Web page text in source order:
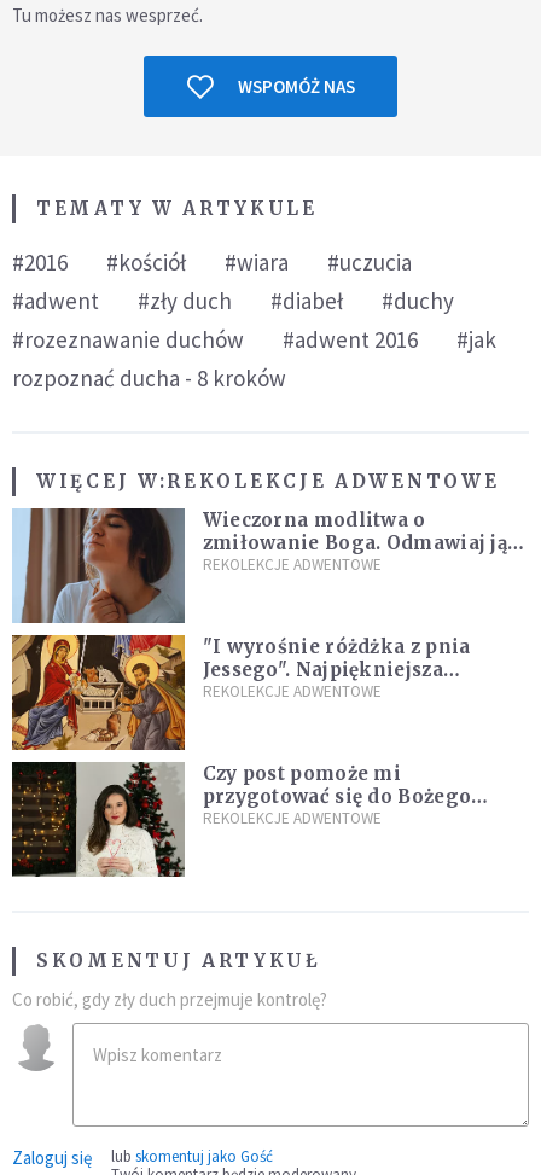
Tu możesz nas wesprzeć.
WSPOMÓŻ NAS
TEMATY W ARTYKULE
#2016 #kościół #wiara
#uczucia
#adwent
#zły duch #diabeł
#duchy
#rozeznawanie duchów
#adwent 2016
#jak
rozpoznać ducha - 8 kroków
WIĘCEJ W:REKOLEKCJE ADWENTOWE
Wieczorna modlitwa o
zmiłowanie Boga. Odmawiaj ją,
gdy jest ci w życiu źle
REKOLEKCJE ADWENTOWE
"I wyrośnie różdżka z pnia
Jessego". Najpiękniejsza
zapowiedź Mesjasza w Piśmie
REKOLEKCJE ADWENTOWE
Czy post pomoże mi
przygotować się do Bożego
Narodzenia? Jezuita: to zależy
REKOLEKCJE ADWENTOWE
SKOMENTUJ ARTYKUŁ
Co robić, gdy zły duch przejmuje kontrolę?
Zaloguj się lub skomentuj jako Gość